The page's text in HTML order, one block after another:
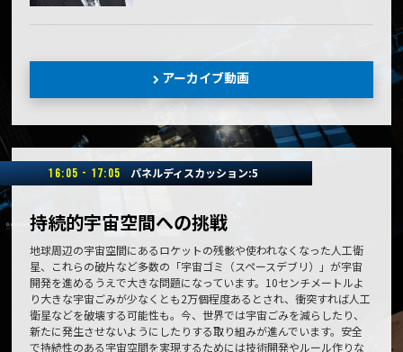
アーカイブ動画
16:05 - 17:05 パネルディスカッション:5
持続的宇宙空間への挑戦
地球周辺の宇宙空間にあるロケットの残骸や使われなくなった人工衛
星、これらの破片など多数の「宇宙ゴミ（スペースデブリ）」が宇宙
開発を進めるうえで大きな問題になっています。10センチメートルよ
り大きな宇宙ごみが少なくとも2万個程度あるとされ、衝突すれば人工
衛星などを破壊する可能性も。今、世界では宇宙ごみを減らしたり、
新たに発生させないようにしたりする取り組みが進んでいます。安全
で持続性のある宇宙空間を実現するためには技術開発やルール作りな